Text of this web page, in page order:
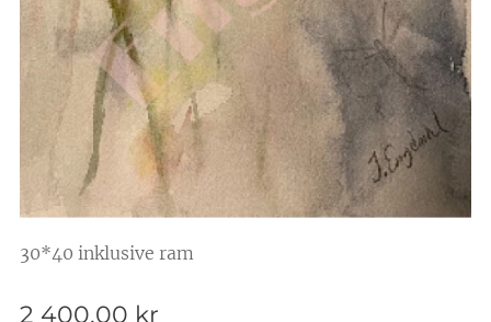
30*40 inklusive ram
2 400,00 kr